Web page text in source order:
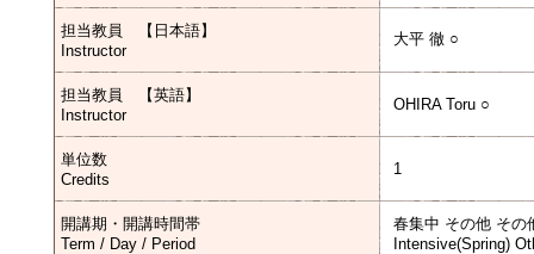
担当教員 【日本語】
Instructor
大平 徹 ○
担当教員 【英語】
Instructor
OHIRA Toru ○
単位数
Credits
1
開講期・開講時間帯
Term / Day / Period
春集中 その他 その
Intensive(Spring)